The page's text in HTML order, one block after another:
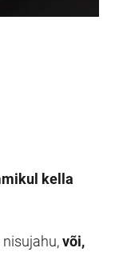
kella
nisujahu,või,